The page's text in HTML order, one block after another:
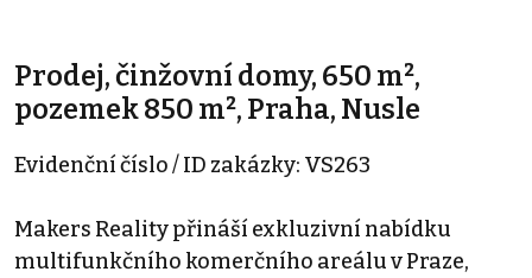
Prodej, činžovní domy, 650 m²,
pozemek 850 m², Praha, Nusle
Evidenční číslo / ID zakázky: VS263
Makers Reality přináší exkluzivní nabídku
multifunkčního komerčního areálu v Praze,